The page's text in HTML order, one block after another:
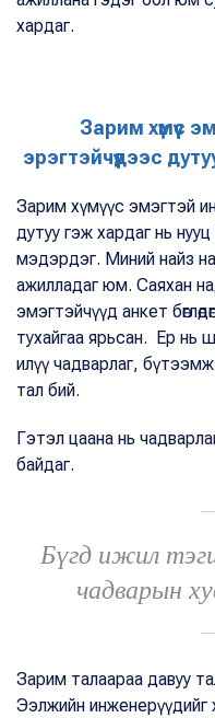
хардаг.
Зарим хүмүүс
эрэгтэйчүүдээс
Зарим хүмүүс эмэгтэй
дутуу гэж хардаг нь
мэдэрдэг. Миний найз
ажилладаг юм. Саяхан
эмэгтэйчүүд анкет
тухайгаа ярьсан. Ер нь
илүү чадварлаг,
тал бий.
Гэтэл цаана нь
байдаг.
Бүгд ижил
чадварын
Зарим талаараа давуу
Ээлжийн инженерүүдийг